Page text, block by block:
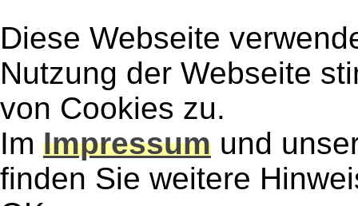
Diese Webseite
Nutzung der Webseite
von Cookies zu.
Im Impressum und
finden Sie weitere